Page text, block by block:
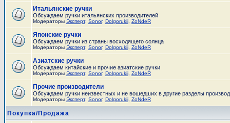
Итальянские ручки
Обсуждаем ручки итальянских производителей
Модераторы Эксперт, Sonor, Dolgorukii ZoNdeR
Японские ручки
Обсуждаем ручки из страны восходящего солнца
Модераторы Эксперт, Sonor, Dolgorukii ZoNdeR
Азиатские ручки
Обсуждаем китайские и прочие азиатские ручки
Модераторы Эксперт, Sonor, Dolgorukii ZoNdeR
Прочие производители
Обсуждаем ручки неизвестных и не вошедших в другие разделы
Модераторы Эксперт, Sonor, Dolgorukii ZoNdeR
Покупка/Продажа